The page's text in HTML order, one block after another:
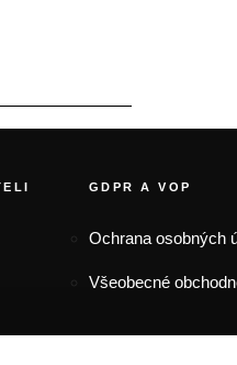
GDPR A VOP
Ochrana osobných
Všeobecné